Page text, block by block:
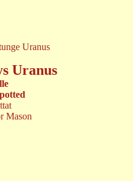
Uranus
Mason